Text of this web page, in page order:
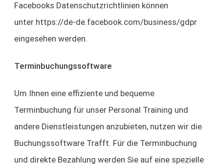
Facebooks Datenschutzrichtlinien können
unter https://de-de.facebook.com/business/gdpr
eingesehen werden.
Terminbuchungssoftware
Um Ihnen eine effiziente und bequeme
Terminbuchung für unser Personal Training und
andere Dienstleistungen anzubieten, nutzen wir die
Buchungssoftware Trafft. Für die Terminbuchung
und direkte Bezahlung werden Sie auf eine spezielle